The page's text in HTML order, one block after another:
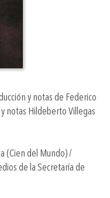
y notas de Federico
notas Hildeberto Villegas
(Cien del Mundo) /
de la Secretaría de